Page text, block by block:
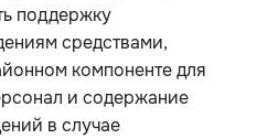
поддержку
средствами,
компоненте для
и содержание
в случае